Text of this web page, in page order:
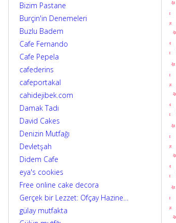
Bizim Pastane
Burçin'in Denemeleri
Buzlu Badem
Cafe Fernando
Cafe Pepela
cafederins
cafeportakal
cahidejibek.com
Damak Tadı
David Cakes
Denizin Mutfağı
Devletşah
Didem Cafe
eya's cookies
Free online cake decora
Gerçek bir Lezzet: Ofçay Hazine…
gülay mutfakta